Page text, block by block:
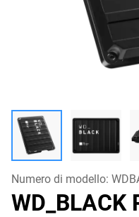
Numero di modello:
WD_BLACK